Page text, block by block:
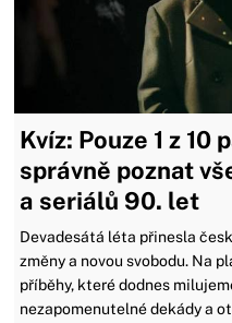
Kvíz: Pouze 1 z
správně poznat
a seriálů 90. let
Devadesátá léta přinesla
změny a novou svobodu. Na
příběhy, které dodnes
nezapomenutelné dekády a